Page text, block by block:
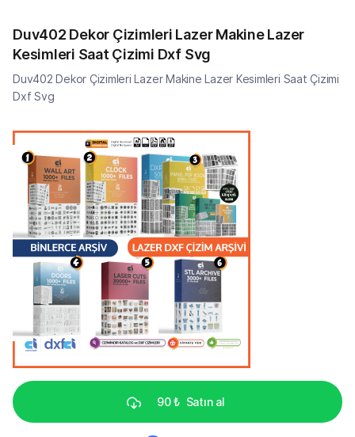
Duv402 Dekor Çizimleri Lazer Makine Lazer
Kesimleri Saat Çizimi Dxf Svg
Duv402 Dekor Çizimleri Lazer Makine Lazer Kesimleri Saat Çizimi
Dxf Svg
90 ₺ Satın al